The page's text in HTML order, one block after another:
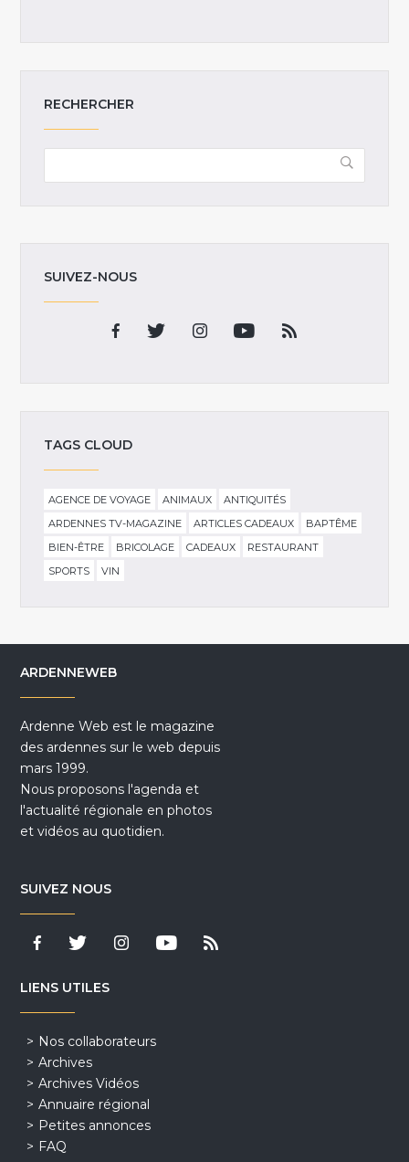
RECHERCHER
SUIVEZ-NOUS
TAGS CLOUD
AGENCE DE VOYAGE ANIMAUX
ANTIQUITÉS
ARDENNES TV-MAGAZINE
ARTICLES CADEAUX
BAPTÊME
BIEN-ÊTRE
BRICOLAGE CADEAUX
RESTAURANT
SPORTS
VIN
ARDENNEWEB
Ardenne Web est le magazine
des ardennes sur le web depuis
mars 1999.
Nous proposons l'agenda et
l'actualité régionale en photos
et vidéos au quotidien.
SUIVEZ NOUS
LIENS UTILES
Nos collaborateurs
Archives
Archives Vidéos
Annuaire régional
Petites annonces
FAQ